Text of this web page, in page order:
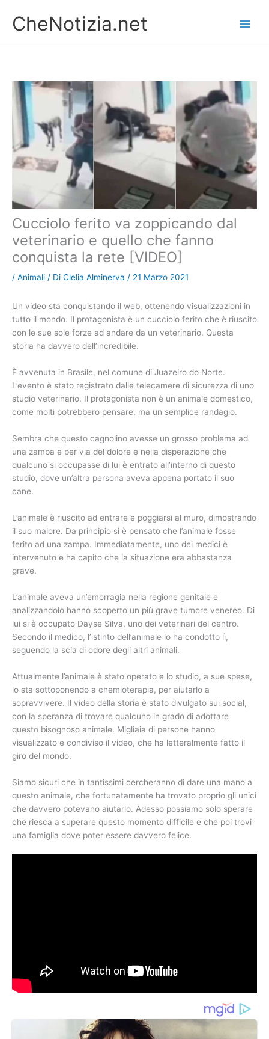
contenuto
CheNotizia.net
Cucciolo ferito va zoppicando dal
veterinario e quello che fanno
conquista la rete [VIDEO]
/ Animali / Di Clelia Alminerva / 21 Marzo 2021
Un video sta conquistando il web, ottenendo visualizzazioni in
tutto il mondo. Il protagonista è un cucciolo ferito che è riuscito
con le sue sole forze ad andare da un veterinario. Questa
storia ha davvero dell’incredibile.
È avvenuta in Brasile, nel comune di Juazeiro do Norte.
L’evento è stato registrato dalle telecamere di sicurezza di uno
studio veterinario. Il protagonista non è un animale domestico,
come molti potrebbero pensare, ma un semplice randagio.
Sembra che questo cagnolino avesse un grosso problema ad
una zampa e per via del dolore e nella disperazione che
qualcuno si occupasse di lui è entrato all’interno di questo
studio, dove un’altra persona aveva appena portato il suo
cane.
L’animale è riuscito ad entrare e poggiarsi al muro, dimostrando
il suo malore. Da principio si è pensato che l’animale fosse
ferito ad una zampa. Immediatamente, uno dei medici è
intervenuto e ha capito che la situazione era abbastanza
grave.
L’animale aveva un’emorragia nella regione genitale e
analizzandolo hanno scoperto un più grave tumore venereo. Di
lui si è occupato Dayse Silva, uno dei veterinari del centro.
Secondo il medico, l’istinto dell’animale lo ha condotto lì,
seguendo la scia di odore degli altri animali.
Attualmente l’animale è stato operato e lo studio, a sue spese,
lo sta sottoponendo a chemioterapia, per aiutarlo a
sopravvivere. Il video della storia è stato divulgato sui social,
con la speranza di trovare qualcuno in grado di adottare
questo bisognoso animale. Migliaia di persone hanno
visualizzato e condiviso il video, che ha letteralmente fatto il
giro del mondo.
Siamo sicuri che in tantissimi cercheranno di dare una mano a
questo animale, che fortunatamente ha trovato proprio gli unici
che davvero potevano aiutarlo. Adesso possiamo solo sperare
che riesca a superare questo momento difficile e che poi trovi
una famiglia dove poter essere davvero felice.